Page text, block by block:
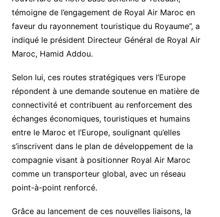
témoigne de l’engagement de Royal Air Maroc en
faveur du rayonnement touristique du Royaume”, a
indiqué le président Directeur Général de Royal Air
Maroc, Hamid Addou.
Selon lui, ces routes stratégiques vers l’Europe
répondent à une demande soutenue en matière de
connectivité et contribuent au renforcement des
échanges économiques, touristiques et humains
entre le Maroc et l’Europe, soulignant qu’elles
s’inscrivent dans le plan de développement de la
compagnie visant à positionner Royal Air Maroc
comme un transporteur global, avec un réseau
point-à-point renforcé.
Grâce au lancement de ces nouvelles liaisons, la